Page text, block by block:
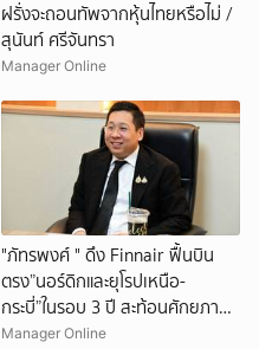
ฝรั่งจะถอนทัพจากหุ้นไทยหรือไม่ /
สุนันท์ ศรีจันทรา
Manager Online
"ภัทรพงศ์ " ดึง Finnair ฟื้นบิน
ตรง”นอร์ดิกและยุโรปเหนือ-
กระบี่”ในรอบ 3 ปี สะท้อนศักยภาพ
สนามบิน-ท่องเที่ยวไทย
Manager Online